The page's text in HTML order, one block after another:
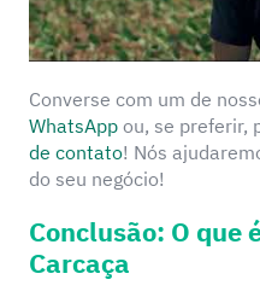
Converse com um de
WhatsApp ou, se preferir,
de contato! Nós
do seu negócio!
Conclusão: O que
Carcaça